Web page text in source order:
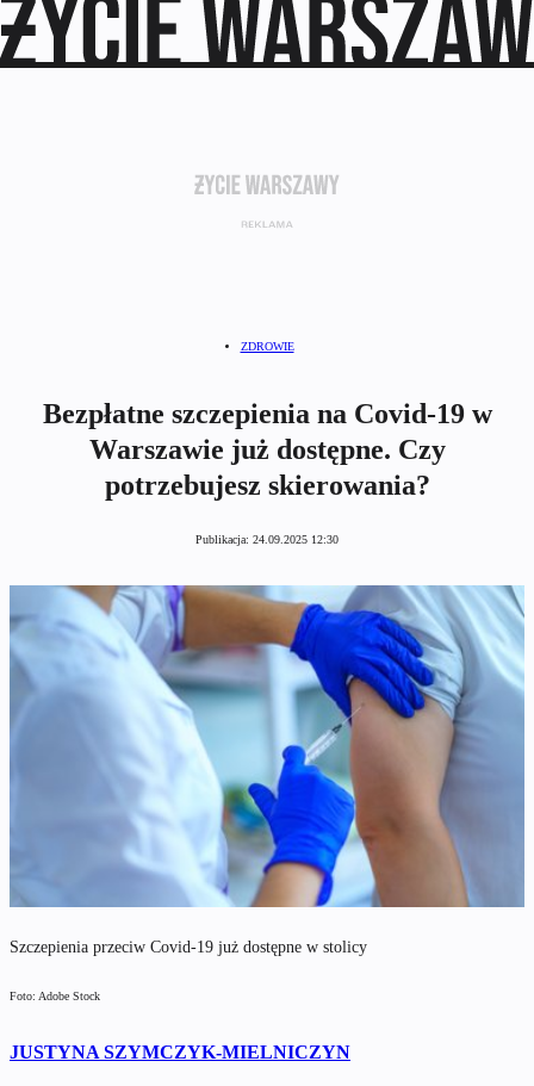
ZDROWIE
Bezpłatne szczepienia na Covid-19 w
Warszawie już dostępne. Czy
potrzebujesz skierowania?
Publikacja: 24.09.2025 12:30
Szczepienia przeciw Covid-19 już dostępne w stolicy
Foto: Adobe Stock
JUSTYNA SZYMCZYK-MIELNICZYN